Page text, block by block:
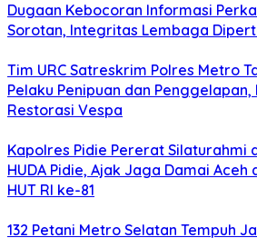
Dugaan Kebocoran Informasi
Sorotan, Integritas Lembaga
Tim URC Satreskrim Polres Metro
Pelaku Penipuan dan
Restorasi Vespa
Kapolres Pidie Pererat Silaturahmi
HUDA Pidie, Ajak Jaga Damai Aceh
HUT RI ke-81
132 Petani Metro Selatan Tempuh